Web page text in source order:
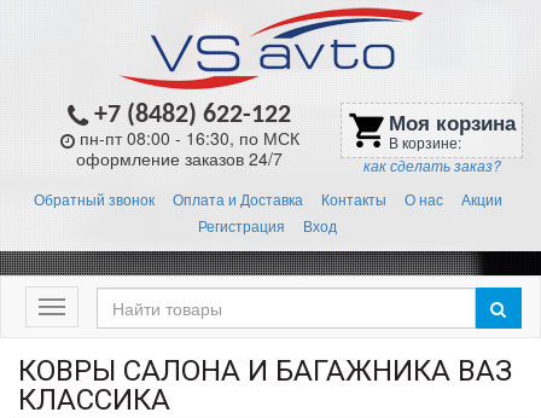
+7 (8482) 622-122
пн-пт 08:00 - 16:30, по МСК
оформление заказов 24/7
shopping_cart Моя корзина
В корзине:
как сделать заказ?
Обратный звонок Оплата и Доставка Контакты О нас
Акции
Регистрация
Вход
Меню
КОВРЫ САЛОНА И БАГАЖНИКА ВАЗ
КЛАССИКА